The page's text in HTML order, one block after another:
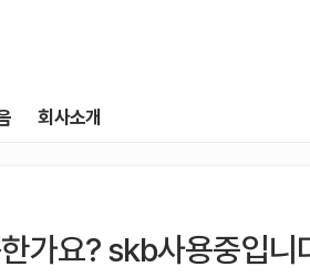
회사소개
가요? skb사용중입니